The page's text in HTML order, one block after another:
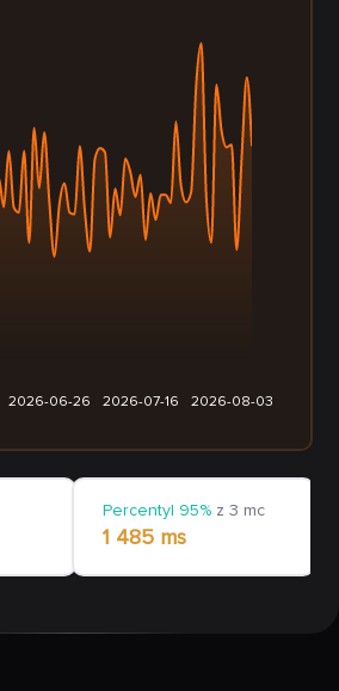
2026-06-26 2026-07-16 2026-08-03
Percentyl 95% z 3 mc
1 485 ms